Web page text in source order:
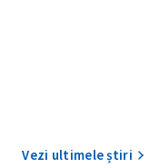
Vezi ultimele știri